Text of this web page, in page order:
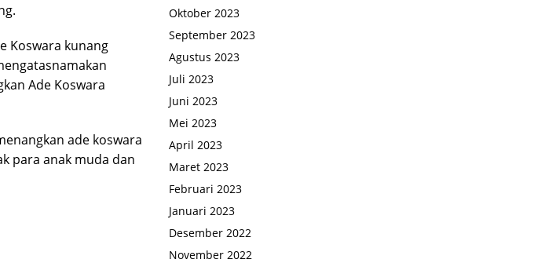
Koswara kunang
Ade Koswara
ade koswara
para anak muda dan
Oktober 2023
September 2023
Agustus 2023
Juli 2023
Juni 2023
Mei 2023
April 2023
Maret 2023
Februari 2023
Januari 2023
Desember 2022
November 2022